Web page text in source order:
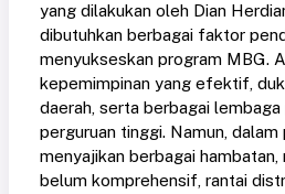
yang dilakukan oleh Dian
dibutuhkan berbagai faktor
menyukseskan program MBG.
kepemimpinan yang efektif,
daerah, serta berbagai
perguruan tinggi. Namun,
menyajikan berbagai hambatan,
belum komprehensif, rantai